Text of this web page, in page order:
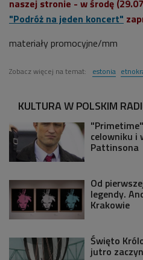
naszej stronie - w środę
"Podróż na jeden koncert"
materiały promocyjne/mm
Zobacz więcej na temat: estonia
KULTURA W POLSKIM
celowniku i
Pattinsona
Od
legendy.
Krakowie
Święto
jutro